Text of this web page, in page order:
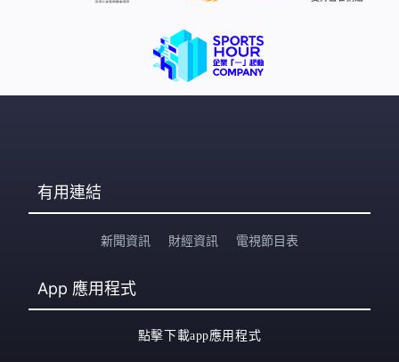
有用連結
新聞資訊 財經資訊 電視節目表
App 應用程式
點擊下載app應用程式